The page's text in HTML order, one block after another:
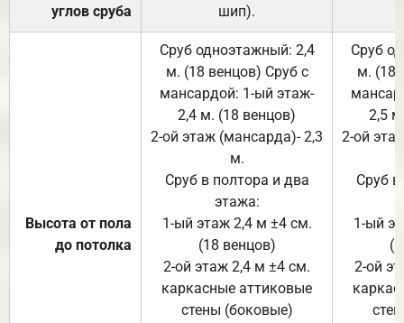
углов сруба
шип).
Высота от пола
до потолка
Сруб одноэтажный: 2,4
м. (18 венцов) Сруб с
мансардой: 1-ый этаж-
2,4 м. (18 венцов)
2-ой этаж (мансарда)- 2,3
м.
Сруб в полтора и два
этажа:
1-ый этаж 2,4 м ±4 см.
(18 венцов)
2-ой этаж 2,4 м ±4 см.
каркасные аттиковые
стены (боковые)
Сруб
м. (18
2,5
2-ой
Сруб
1-ый
2-ой